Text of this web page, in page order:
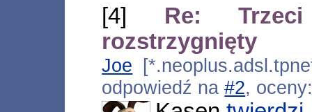
[4] Re:
rozstrzygnięty
Joe
odpowiedź na#2,